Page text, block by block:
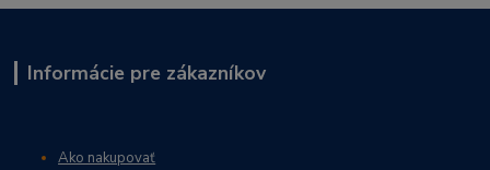
Informácie pre zákazníkov
Ako nakupovať